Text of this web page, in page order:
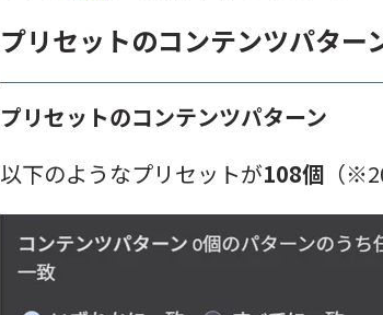
プリセットのコンテンツパター
プリセットのコンテンツパターン
以下のようなプリセットが108個 （